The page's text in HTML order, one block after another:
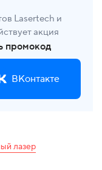
Lasertech и
акция
промокод
ВКонтакте
лазер